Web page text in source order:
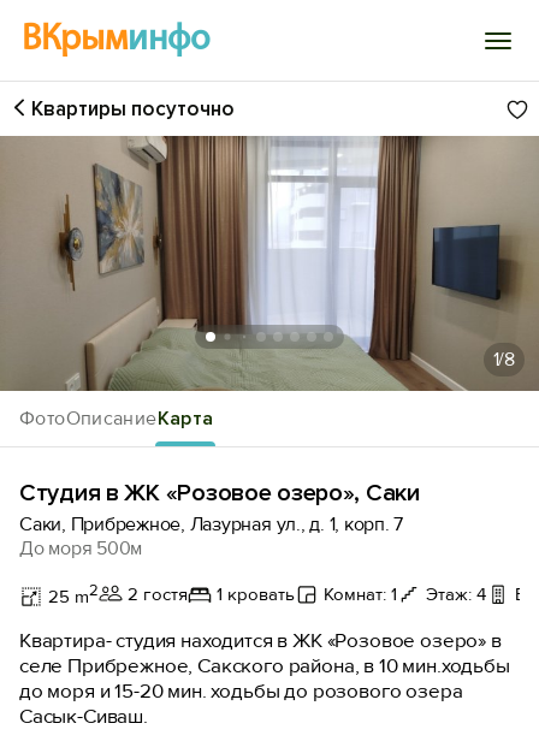
ВКрыминфо
Войти
Избранное
История просмотра
Добавить свой объект
ФотоОписаниеКарта
Квартиры посуточно
1/8
Студия в ЖК «Розовое озеро», Саки
Саки, Прибрежное, Лазурная ул., д. 1, корп. 7
До моря 500м
25 m2 2 гостя 1 кровать Комнат: 1 Этаж: 4
Квартира- студия находится в ЖК «Розовое озеро» в
селе Прибрежное, Сакского района, в 10 мин.ходьбы
до моря и 15-20 мин. ходьбы до розового озера
Сасык-Сиваш.